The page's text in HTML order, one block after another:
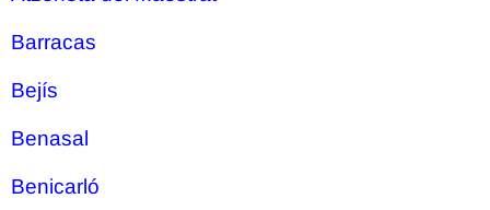
Barracas
Bejís
Benasal
Benicarló